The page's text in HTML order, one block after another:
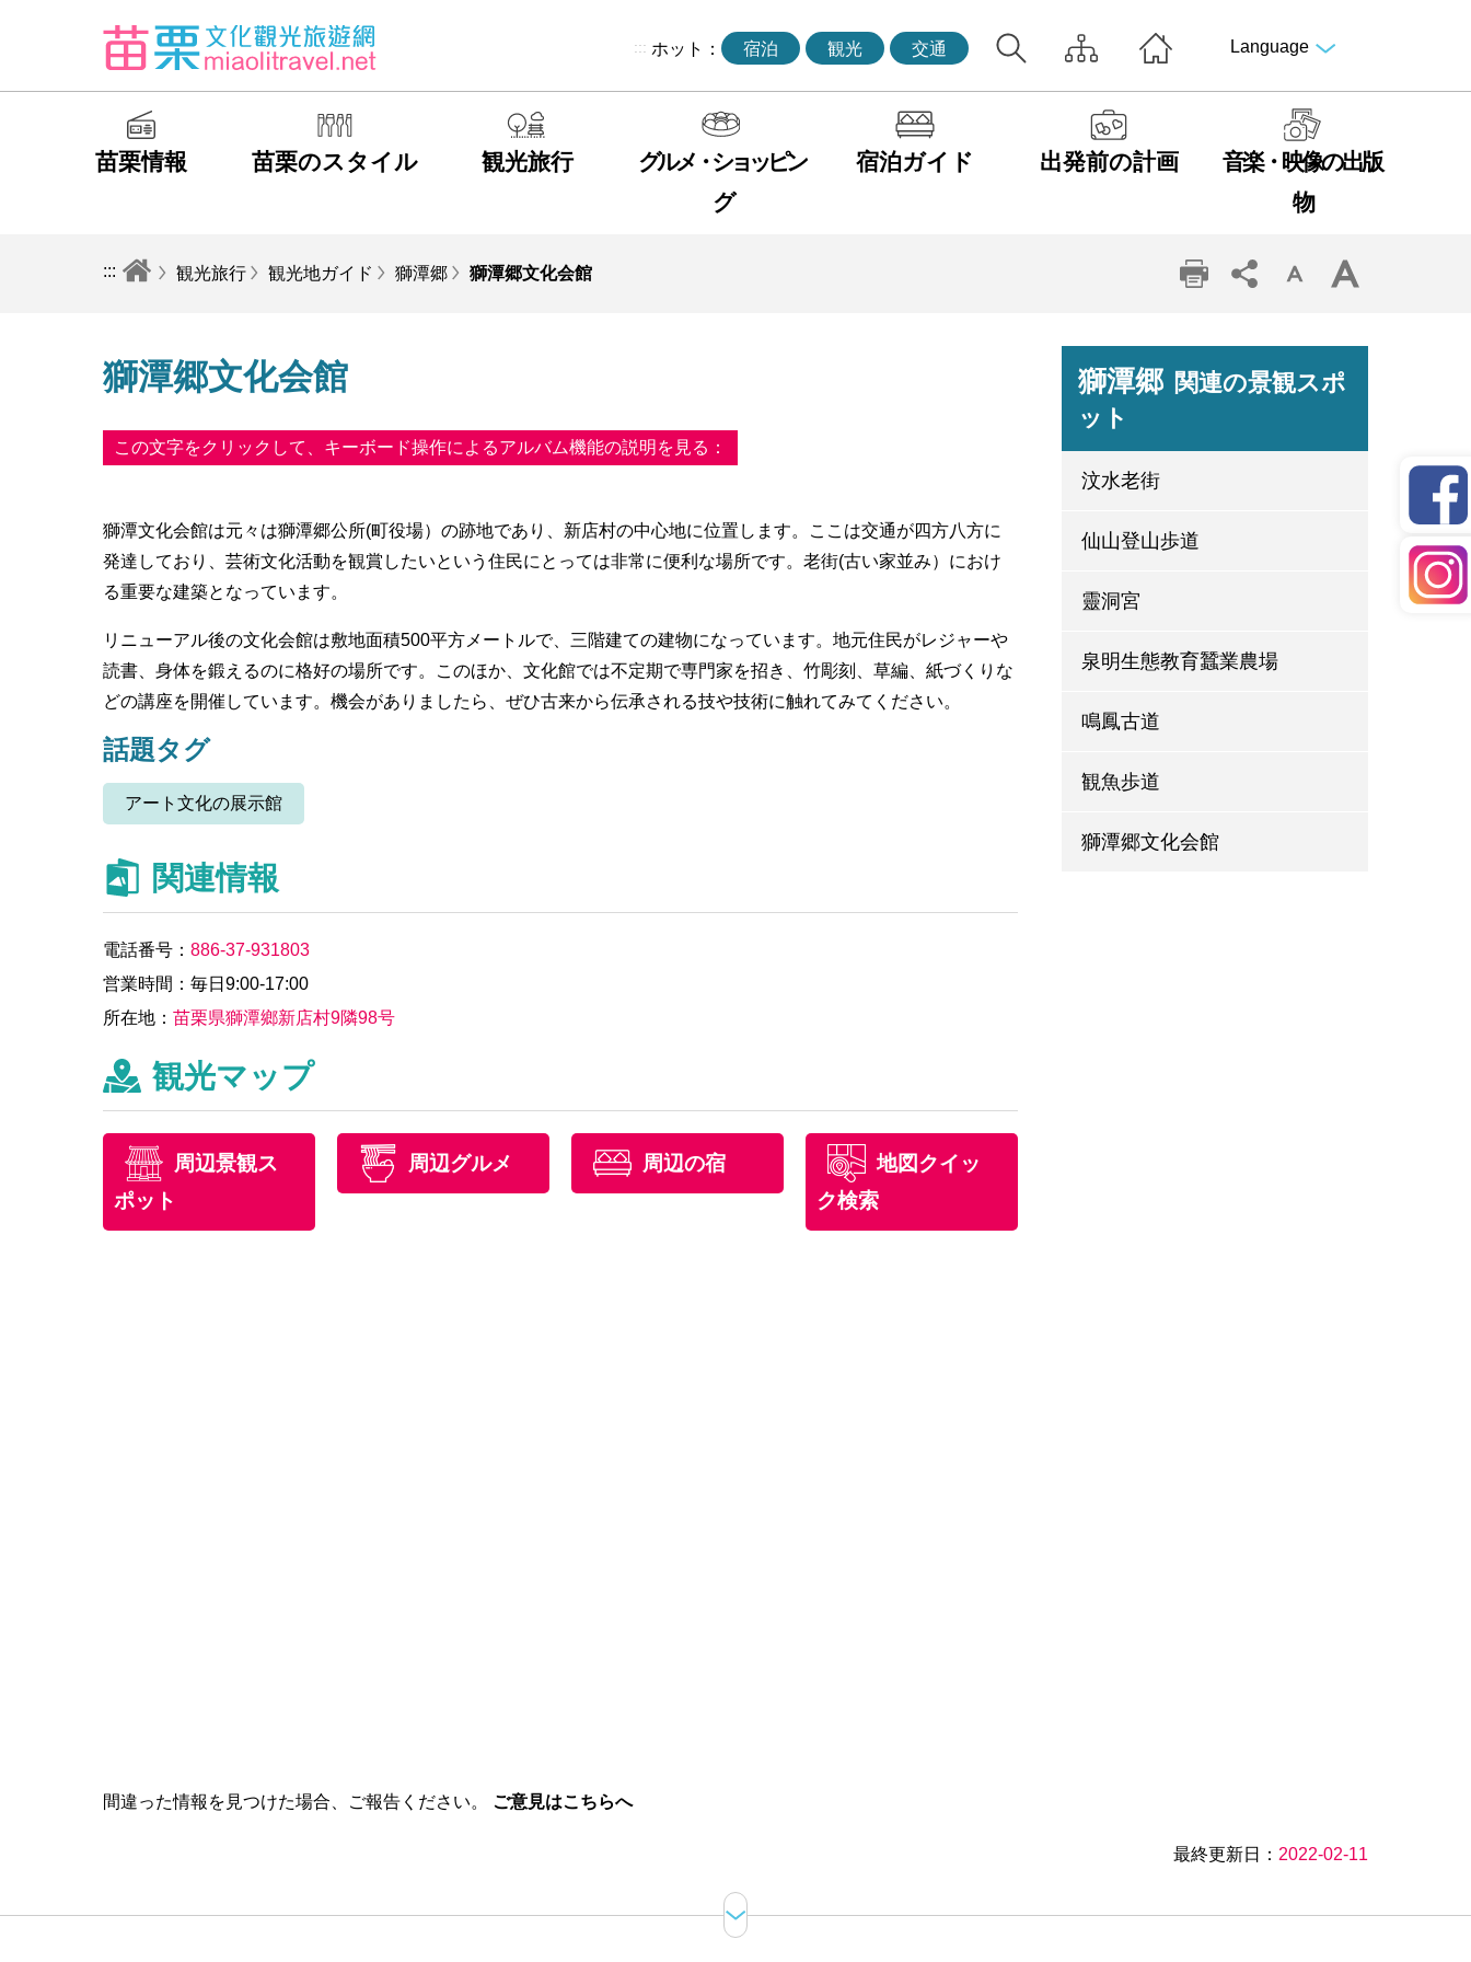
::: ホット： 宿泊 観光 交通 Language
苗栗情報 苗栗のスタイル 観光旅行
グルメ・ショッピン
グ
宿泊ガイド 出発前の計画
音楽・映像の出版
物
::: 観光旅行 観光地ガイド 獅潭郷 獅潭郷文化会館
獅潭郷文化会館
この文字をクリックして、キーボード操作によるアルバム機能の説明を見る：
獅潭文化会館は元々は獅潭郷公所(町役場）の跡地であり、新店村の中心地に位置します。ここは交通が四方八方に
発達しており、芸術文化活動を観賞したいという住民にとっては非常に便利な場所です。老街(古い家並み）におけ
る重要な建築となっています。
リニューアル後の文化会館は敷地面積500平方メートルで、三階建ての建物になっています。地元住民がレジャーや
読書、身体を鍛えるのに格好の場所です。このほか、文化館では不定期で専門家を招き、竹彫刻、草編、紙づくりな
どの講座を開催しています。機会がありましたら、ぜひ古来から伝承される技や技術に触れてみてください。
話題タグ
アート文化の展示館
関連情報
電話番号：886-37-931803
営業時間：毎日9:00-17:00
所在地：苗栗県獅潭鄉新店村9隣98号
観光マップ
周辺景観ス
ポット
周辺グルメ 周辺の宿
地図クイッ
ク検索
獅潭郷 関連の景観スポ
ット
汶水老街
仙山登山歩道
靈洞宮
泉明生態教育蠶業農場
鳴鳳古道
観魚歩道
獅潭郷文化会館
間違った情報を見つけた場合、ご報告ください。 ご意見はこちらへ
最終更新日： 2022-02-11